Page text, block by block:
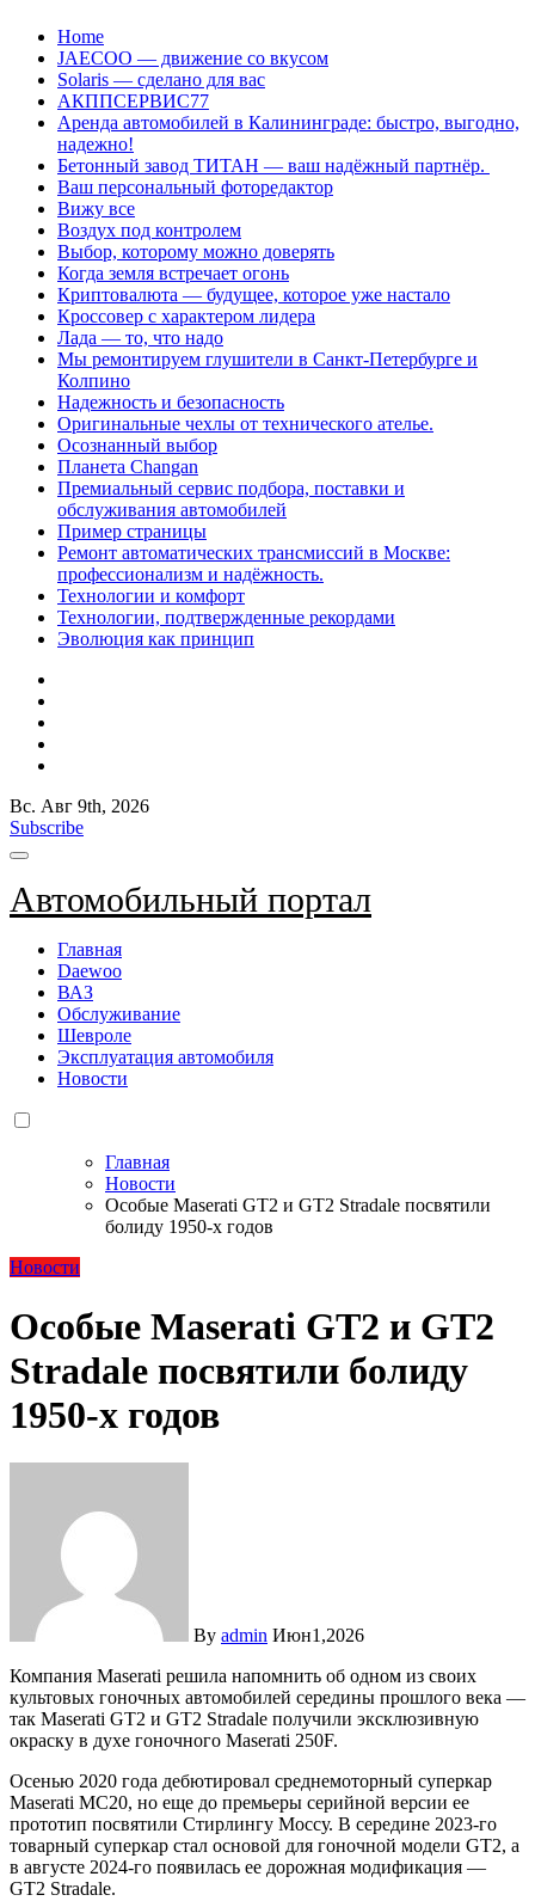
Перейти
содержанию
Home
JAECOO — движение со вкусом
Solaris — сделано для вас
АКППСЕРВИС77
Аренда автомобилей в Калининграде: быстро, выгодно,
надежно!
Бетонный завод ТИТАН — ваш надёжный партнёр.
Ваш персональный фоторедактор
Вижу все
Воздух под контролем
Выбор, которому можно доверять
Когда земля встречает огонь
Криптовалюта — будущее, которое уже настало
Кроссовер с характером лидера
Лада — то, что надо
Мы ремонтируем глушители в Санкт-Петербурге и
Колпино
Надежность и безопасность
Оригинальные чехлы от технического ателье.
Осознанный выбор
Планета Changan
Премиальный сервис подбора, поставки и
обслуживания автомобилей
Пример страницы
Ремонт автоматических трансмиссий в Москве:
профессионализм и надёжность.
Технологии и комфорт
Технологии, подтвержденные рекордами
Эволюция как принцип
Вс. Авг 9th, 2026
Subscribe
Автомобильный портал
Главная
Daewoo
ВАЗ
Обслуживание
Шевроле
Эксплуатация автомобиля
Новости
Главная
Новости
Особые Maserati GT2 и GT2 Stradale посвятили
болиду 1950-х годов
Новости
Особые Maserati GT2 и GT2
Stradale посвятили болиду
1950-х годов
By admin Июн1,2026
Компания Maserati решила напомнить об одном из своих
культовых гоночных автомобилей середины прошлого века —
так Maserati GT2 и GT2 Stradale получили эксклюзивную
окраску в духе гоночного Maserati 250F.
Осенью 2020 года дебютировал среднемоторный суперкар
Maserati MC20, но еще до премьеры серийной версии ее
прототип посвятили Стирлингу Моссу. В середине 2023-го
товарный суперкар стал основой для гоночной модели GT2, а
в августе 2024-го появилась ее дорожная модификация —
GT2 Stradale.